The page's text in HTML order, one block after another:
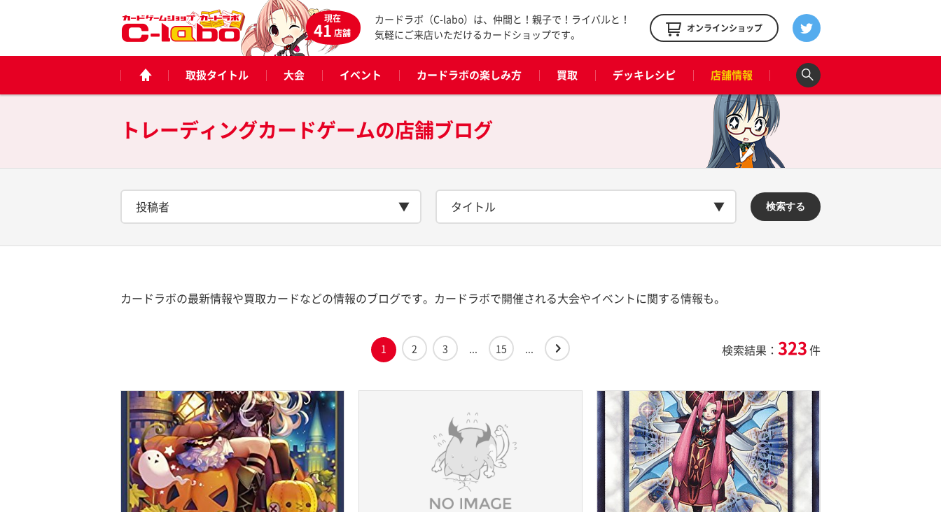
現在
41店舗
カードラボ（C-labo）は、仲間と！親子で！ライバルと！
気軽にご来店いただけるカードショップです。
オンラインショップ
取扱タイトル 大会 イベント カードラボの楽しみ方 買取 デッキレシピ 店舗情報
トレーディングカードゲームの店舗ブログ
投稿者 タイトル 検索する
カードラボの最新情報や買取カードなどの情報のブログです。カードラボで開催される大会やイベントに関する情報も。
1 2 3 ... 15 ... 検索結果： 323件